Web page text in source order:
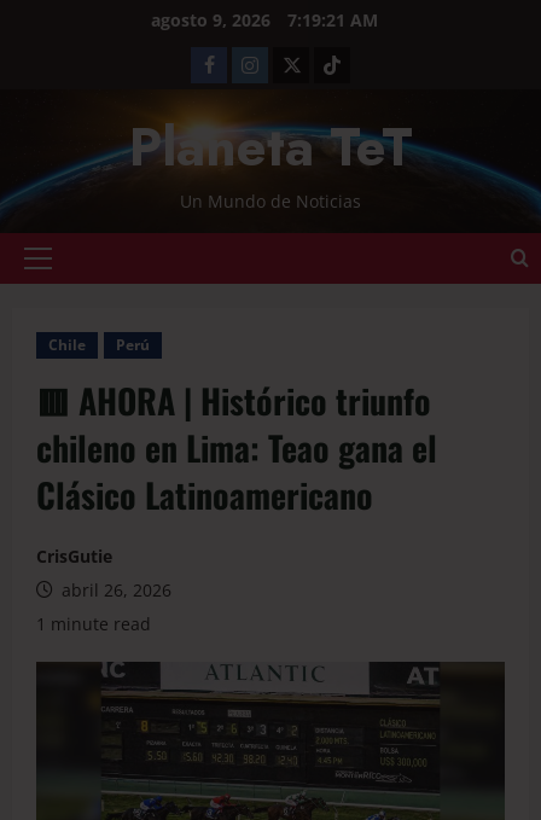
agosto 9, 2026 7:19:21 AM
Planeta TeT
Un Mundo de Noticias
Chile Perú
🟥 AHORA | Histórico triunfo
chileno en Lima: Teao gana el
Clásico Latinoamericano
CrisGutie
abril 26, 2026
1 minute read